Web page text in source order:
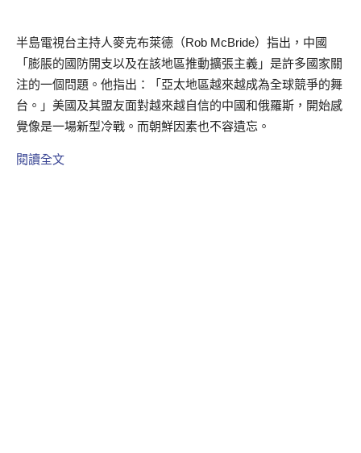
半島電視台主持人麥克布萊德（Rob McBride）指出，中國
「膨脹的國防開支以及在該地區推動擴張主義」是許多國家關
注的一個問題。他指出：「亞太地區越來越成為全球競爭的舞
台。」美國及其盟友面對越來越自信的中國和俄羅斯，開始感
覺像是一場新型冷戰。而朝鮮因素也不容遺忘。
閱讀全文